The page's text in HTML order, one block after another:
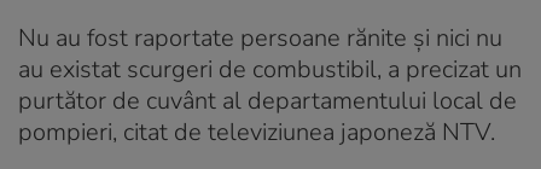
Nu au fost raportate persoane rănite și nici nu
au existat scurgeri de combustibil, a precizat un
purtător de cuvânt al departamentului local de
pompieri, citat de televiziunea japoneză NTV.